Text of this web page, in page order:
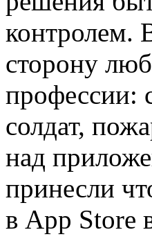
контролем.
сторону
профессии:
солдат,
над
принесли
в App Store